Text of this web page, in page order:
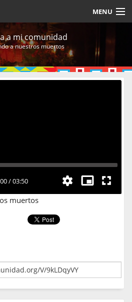
MENU
Cerrar Sesión
a mi comunidad
a nuestros muertos
/03:50
muertos